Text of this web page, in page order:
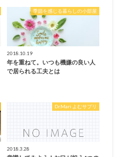
季節を感じる暮らしの小部屋
2018.10.19
年を重ねて。いつも機嫌の良い人
で居られる工夫とは
Dr.Mari よむサプリ
2018.3.28